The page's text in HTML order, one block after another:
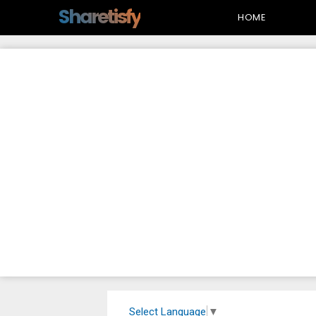
Sharetisfy HOME
Select Language ▼